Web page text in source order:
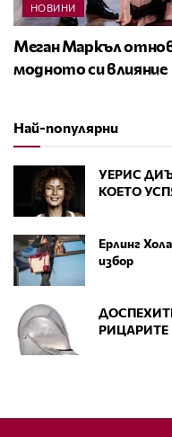
НОВИНИ
Меган Маркъл
модното си влияние
Най-популярни
УЕРИС
КОЕТО
Ерлинг
избор
РИЦАРИТЕ